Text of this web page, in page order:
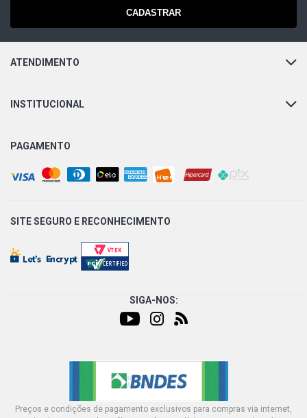
CADASTRAR
ATENDIMENTO
INSTITUCIONAL
PAGAMENTO
SITE SEGURO E RECONHECIMENTO
SIGA-NOS:
Preços e condições de pagamento exclusivos para compras via internet,